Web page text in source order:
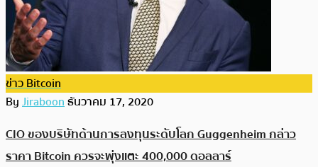
ข่าว Bitcoin
ByJiraboonธันวาคม 17, 2020
CIO ของบริษัทด้านการลงทุนระดับโลก Guggenheim กล่าว
ราคา Bitcoin ควรจะพุ่งแตะ 400,000 ดอลลาร์